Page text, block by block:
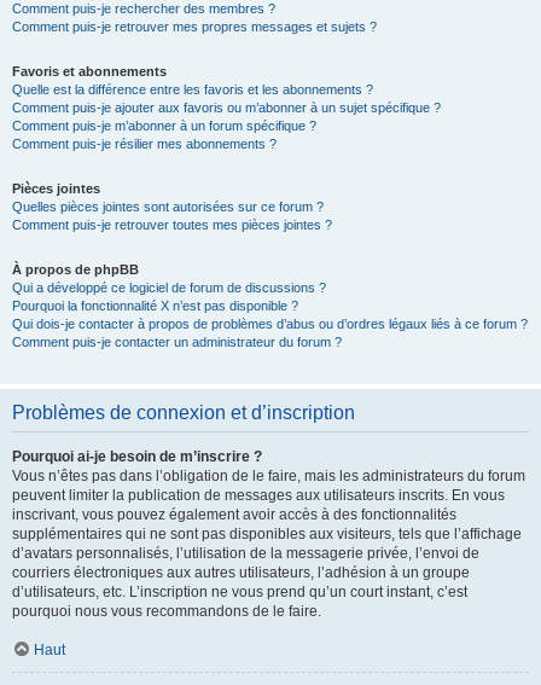
Comment puis-je rechercher des membres ?
Comment puis-je retrouver mes propres messages et sujets ?
Favoris et abonnements
Quelle est la différence entre les favoris et les abonnements ?
Comment puis-je ajouter aux favoris ou m’abonner à un sujet spécifique ?
Comment puis-je m’abonner à un forum spécifique ?
Comment puis-je résilier mes abonnements ?
Pièces jointes
Quelles pièces jointes sont autorisées sur ce forum ?
Comment puis-je retrouver toutes mes pièces jointes ?
À propos de phpBB
Qui a développé ce logiciel de forum de discussions ?
Pourquoi la fonctionnalité X n’est pas disponible ?
Qui dois-je contacter à propos de problèmes d’abus ou d’ordres légaux liés à ce forum ?
Comment puis-je contacter un administrateur du forum ?
Problèmes de connexion et d’inscription
Pourquoi ai-je besoin de m’inscrire ?
Vous n’êtes pas dans l’obligation de le faire, mais les administrateurs du forum
peuvent limiter la publication de messages aux utilisateurs inscrits. En vous
inscrivant, vous pouvez également avoir accès à des fonctionnalités
supplémentaires qui ne sont pas disponibles aux visiteurs, tels que l’affichage
d’avatars personnalisés, l’utilisation de la messagerie privée, l’envoi de
courriers électroniques aux autres utilisateurs, l’adhésion à un groupe
d’utilisateurs, etc. L’inscription ne vous prend qu’un court instant, c’est
pourquoi nous vous recommandons de le faire.
Haut